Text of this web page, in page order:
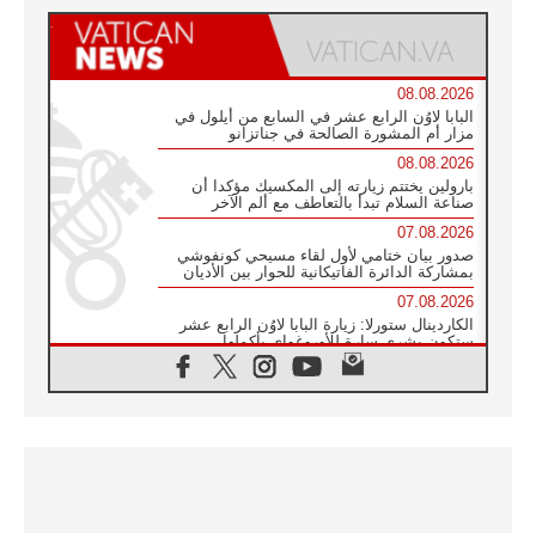
08.08.2026
البابا لاوُن الرابع عشر في السابع من أيلول في
مزار أم المشورة الصالحة في جناتزانو
08.08.2026
بارولين يختتم زيارته إلى المكسيك مؤكدا أن
صناعة السلام تبدأ بالتعاطف مع ألم الآخر
07.08.2026
صدور بيان ختامي لأول لقاء مسيحي كونفوشي
بمشاركة الدائرة الفاتيكانية للحوار بين الأديان
07.08.2026
الكاردينال ستورلا: زيارة البابا لاوُن الرابع عشر
ستكون بشرى سارة للأوروغواي بأكملها
الفاتيكان يعلن برنامج الزيارة الرسولية للبابا لاوُن